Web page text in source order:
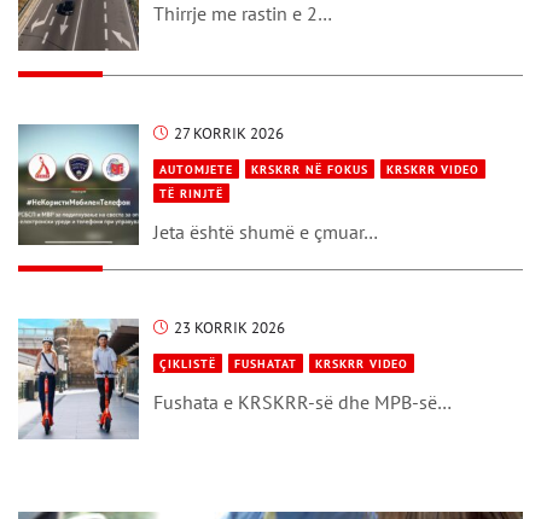
Thirrje me rastin e 2…
27 KORRIK 2026
AUTOMJETE KRSKRR NË FOKUS
KRSKRR VIDEO
TË RINJTË
Jeta është shumë e çmuar…
23 KORRIK 2026
ÇIKLISTË FUSHATAT KRSKRR VIDEO
Fushata e KRSKRR-së dhe MPB-së…